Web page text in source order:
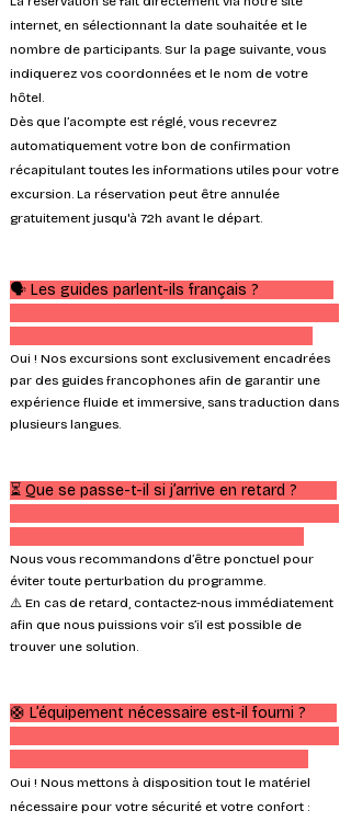
internet, en sélectionnant la date souhaitée et le
nombre de participants. Sur la page suivante, vous
indiquerez vos coordonnées et le nom de votre
hôtel.
Dès que l’acompte est réglé, vous recevrez
automatiquement votre bon de confirmation
récapitulant toutes les informations utiles pour votre
excursion. La réservation peut être annulée
gratuitement jusqu'à 72h avant le départ.
🗣️ Les guides parlent-ils français ?
Oui ! Nos excursions sont exclusivement encadrées
par des guides francophones afin de garantir une
expérience fluide et immersive, sans traduction dans
plusieurs langues.​
⏳ Que se passe-t-il si j’arrive en retard ?
Nous vous recommandons d’être ponctuel pour
éviter toute perturbation du programme.
⚠️ En cas de retard, contactez-nous immédiatement
afin que nous puissions voir s’il est possible de
trouver une solution.
🛟 L’équipement nécessaire est-il fourni ?
Oui ! Nous mettons à disposition tout le matériel
nécessaire pour votre sécurité et votre confort :